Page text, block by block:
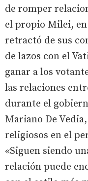
de romper
el propio Milei, en
retractó de sus
de lazos con el
ganar a los
las relaciones
durante el
Mariano De
religiosos en el
«Siguen siendo
relación puede